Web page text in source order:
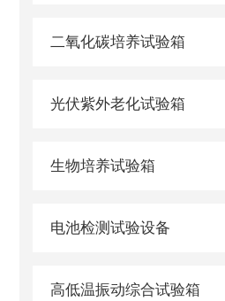
二氧化碳培养试验箱
光伏紫外老化试验箱
生物培养试验箱
电池检测试验设备
高低温振动综合试验箱